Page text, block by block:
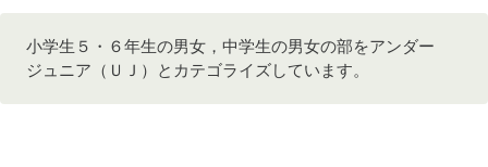
小学生５・６年生の男女，中学生の男女の部をアンダー
ジュニア（ＵＪ）とカテゴライズしています。